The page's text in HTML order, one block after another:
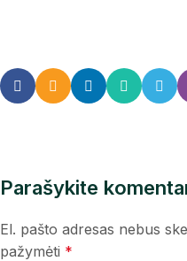
Parašykite
El. pašto adresas nebus
pažymėti *